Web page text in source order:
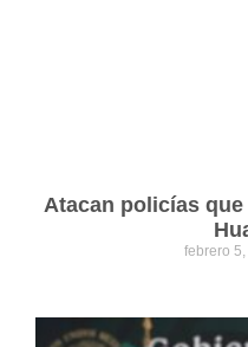
Atacan policías
febrero